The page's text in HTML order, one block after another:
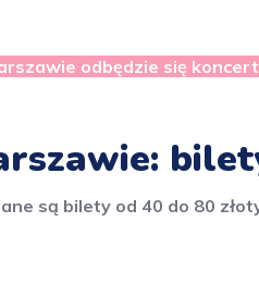
odbędzie się koncert
są bilety od 40 do 80